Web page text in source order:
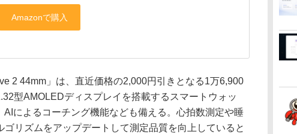
2 44mm」は、直近価格の2,000円引きとなる1万6,900
型AMOLEDディスプレイを搭載するスマートウォッ
によるコーチング機能なども備える。心拍数測定や睡
リズムをアップデートして測定品質を向上していると